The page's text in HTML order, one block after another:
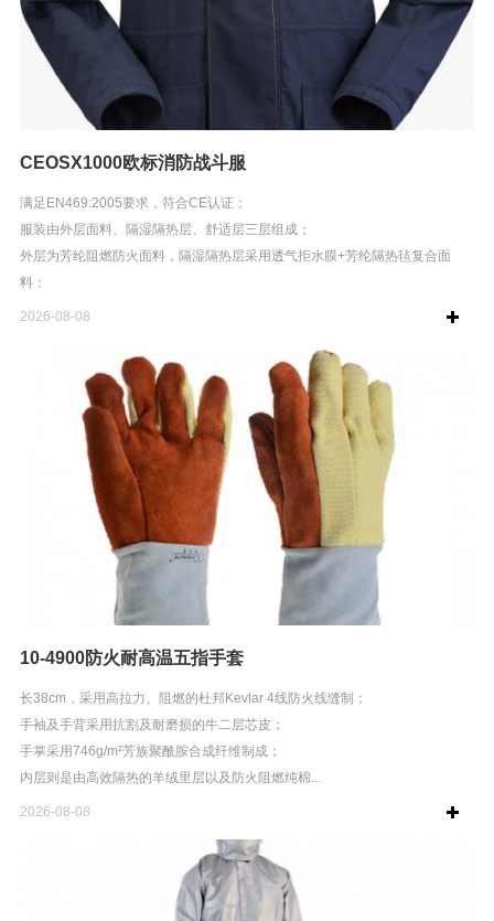
CEOSX1000欧标消防战斗服
满足EN469:2005要求，符合CE认证；
服装由外层面料、隔湿隔热层、舒适层三层组成；
外层为芳纶阻燃防火面料，隔湿隔热层采用透气拒水膜+芳纶隔热毡复合面
料；
内层舒适层为莫代尔纤维+FR纤维...
2026-08-08
10-4900防火耐高温五指手套
长38cm，采用高拉力、阻燃的杜邦Kevlar 4线防火线缝制；
手袖及手背采用抗割及耐磨损的牛二层芯皮；
手掌采用746g/m²芳族聚酰胺合成纤维制成；
内层则是由高效隔热的羊绒里层以及防火阻燃纯棉...
2026-08-08